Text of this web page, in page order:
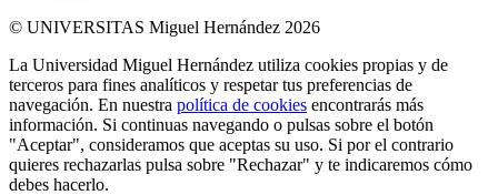
© UNIVERSITAS Miguel Hernández 2026
La Universidad Miguel Hernández utiliza cookies propias y de
terceros para fines analíticos y respetar tus preferencias de
navegación. En nuestra política de cookies encontrarás más
información. Si continuas navegando o pulsas sobre el botón
"Aceptar", consideramos que aceptas su uso. Si por el contrario
quieres rechazarlas pulsa sobre "Rechazar" y te indicaremos cómo
debes hacerlo.